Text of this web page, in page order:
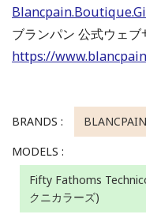
ブランパン 公式ウェ
https://
BRANDS :
MODELS :
Fifty Fathoms
クニカラーズ)